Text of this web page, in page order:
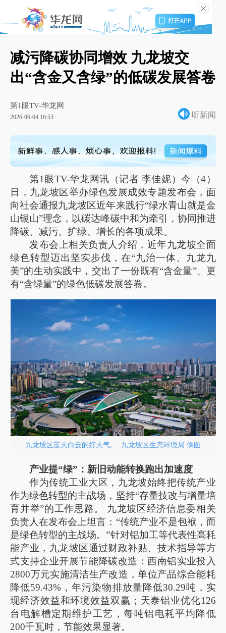
减污降碳协同增效 九龙坡交
出“含金又含绿”的低碳发展答卷
第1眼TV-华龙网
2026-06-04 16:53 听新闻
第1眼TV-华龙网讯（记者 李佳妮）今（4）
日，九龙坡区举办绿色发展成效专题发布会，面
向社会通报九龙坡区近年来践行“绿水青山就是金
山银山”理念，以碳达峰碳中和为牵引，协同推进
降碳、减污、扩绿、增长的各项成果。
发布会上相关负责人介绍，近年九龙坡全面
绿色转型迈出坚实步伐，在“九治一体、九龙九
美”的生动实践中，交出了一份既有“含金量”、更
有“含绿量”的绿色低碳发展答卷。
九龙坡区蓝天白云的好天气。 九龙坡区生态环境局 供图
产业提“绿”：新旧动能转换跑出加速度
作为传统工业大区，九龙坡始终把传统产业
作为绿色转型的主战场，坚持“存量技改与增量培
育并举”的工作思路。 九龙坡区经济信息委相关
负责人在发布会上坦言：“传统产业不是包袱，而
是绿色转型的主战场。”针对铝加工等代表性高耗
能产业，九龙坡区通过财政补贴、技术指导等方
式支持企业开展节能降碳改造：西南铝实业投入
2800万元实施清洁生产改造，单位产品综合能耗
降低59.43%，年污染物排放量降低30.29吨，实
现经济效益和环境效益双赢；天泰铝业优化126
台电解槽定期维护工艺，每吨铝电耗平均降低
200千瓦时，节能效果显著。